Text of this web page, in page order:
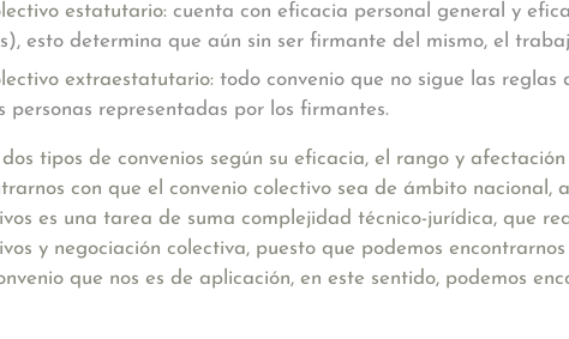
estatutario: cuenta con eficacia personal general y
esto determina que aún sin ser firmante del mismo, el
extraestatutario: todo convenio que no sigue las
personas representadas por los firmantes.
tipos de convenios según su eficacia, el rango y
con que el convenio colectivo sea de ámbito
es una tarea de suma complejidad técnico-jurídica, que
y negociación colectiva, puesto que podemos
que nos es de aplicación, en este sentido, podemos